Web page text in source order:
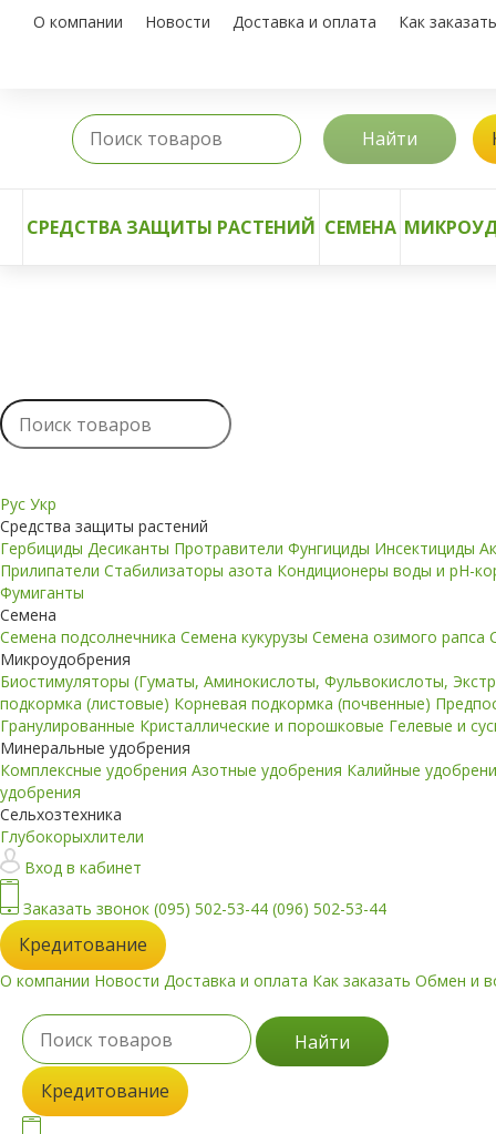
О компании Новости Доставка и оплата Как заказать
Найти
СРЕДСТВА ЗАЩИТЫ РАСТЕНИЙ СЕМЕНА
Рус Укр
Средства защиты растений
Гербициды Десиканты Протравители Фунгициды Инсектициды
Прилипатели Стабилизаторы азота Кондиционеры воды и pH-
Фумиганты
Семена
Семена подсолнечника Семена кукурузы Семена озимого рапса
Микроудобрения
Биостимуляторы (Гуматы, Аминокислоты, Фульвокислоты,
подкормка (листовые) Корневая подкормка (почвенные)
Гранулированные Кристаллические и порошковые Гелевые и
Минеральные удобрения
Комплексные удобрения Азотные удобрения Калийные
удобрения
Сельхозтехника
Глубокорыхлители
Вход в кабинет
Заказать звонок (095) 502-53-44 (096) 502-53-44
Кредитование
О компании Новости Доставка и оплата Как заказать Обмен и
Найти
Кредитование